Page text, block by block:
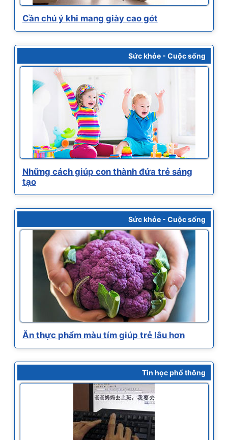
Cần chú ý khi mang giày cao gót
Sức khỏe - Cuộc sống
Những cách giúp con thành đứa trẻ sáng
tạo
Sức khỏe - Cuộc sống
Ăn thực phẩm màu tím giúp trẻ lâu hơn
Tin học phổ thông